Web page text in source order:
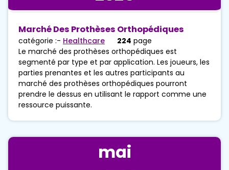
Marché Des Prothèses Orthopédiques
catégorie :- Healthcare 224 page
Le marché des prothèses orthopédiques est
segmenté par type et par application. Les joueurs, les
parties prenantes et les autres participants au
marché des prothèses orthopédiques pourront
prendre le dessus en utilisant le rapport comme une
ressource puissante.
mai